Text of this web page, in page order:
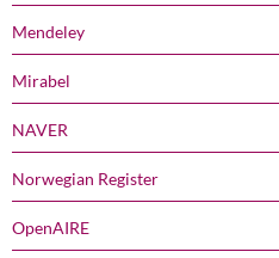
Mendeley
Mirabel
NAVER
Norwegian Register
OpenAIRE